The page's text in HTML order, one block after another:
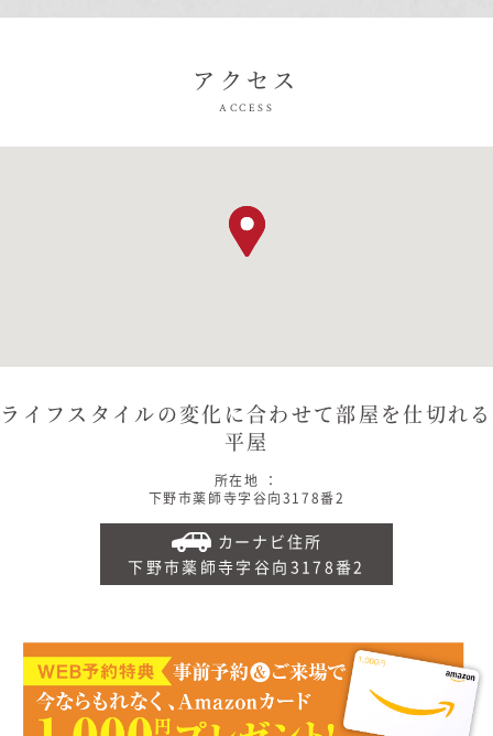
アクセス
ACCESS
ライフスタイルの変化に合わせて部屋を仕切れる
平屋
所在地 ：
下野市薬師寺字谷向3178番2
カーナビ住所
下野市薬師寺字谷向3178番2